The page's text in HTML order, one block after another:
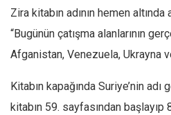
Mahmut Toptaş
Yvonne Ridley
Barış Tarımcıoğlu
Ömer Kayani
Yusuf Armağan
Zira kitabın adının hemen
“Bugünün çatışma alanlarının
Afganistan, Venezuela, Ukrayna
Kitabın kapağında Suriye’nin
kitabın 59. sayfasından